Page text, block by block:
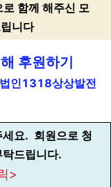
함께 해주신 모
니다
후원하기
인1318상상발전
요. 회원으로 청
드립니다.
>